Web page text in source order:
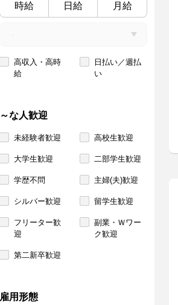
時給 日給 月給
高収入・高時
給
日払い／週払
い
～な人歓迎
未経験者歓迎 高校生歓迎
大学生歓迎 二部学生歓迎
学歴不問 主婦(夫)歓迎
シルバー歓迎 留学生歓迎
フリーター歓
迎
副業・Ｗワー
ク歓迎
第二新卒歓迎
雇用形態